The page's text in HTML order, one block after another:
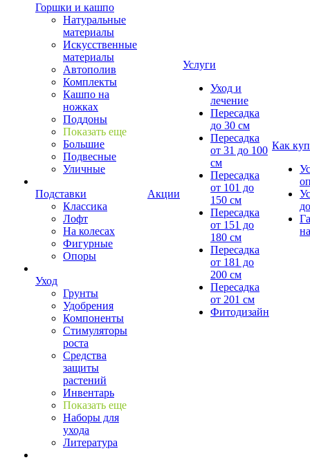
Горшки и кашпо
Натуральные
материалы
Искусственные
материалы
Автополив
Комплекты
Кашпо на
ножках
Поддоны
Показать еще
Большие
Подвесные
Уличные
Подставки
Классика
Лофт
На колесах
Фигурные
Опоры
Уход
Грунты
Удобрения
Компоненты
Стимуляторы
роста
Средства
защиты
растений
Инвентарь
Показать еще
Наборы для
ухода
Литература
Акции
Услуги
Уход и
лечение
Пересадка
до 30 см
Пересадка
от 31 до 100
см
Пересадка
от 101 до
150 см
Пересадка
от 151 до
180 см
Пересадка
от 181 до
200 см
Пересадка
от 201 см
Фитодизайн
Как